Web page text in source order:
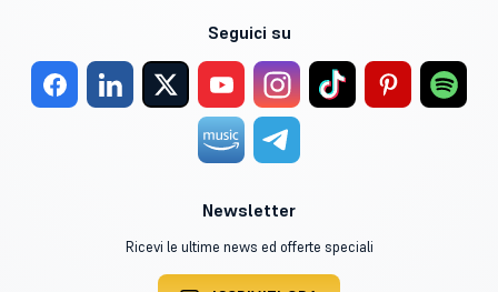
Seguici su
Newsletter
Ricevi le ultime news ed offerte speciali